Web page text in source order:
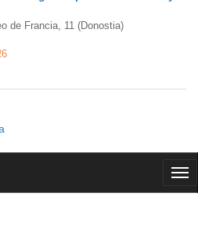
de Francia, 11 (Donostia)